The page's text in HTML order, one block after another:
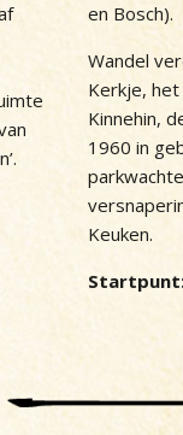
en Bosch).
Wandel
Kerkje,
Kinnehin,
1960 in
Keuken.
Startpunt: